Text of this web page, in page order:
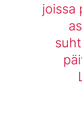
joissa